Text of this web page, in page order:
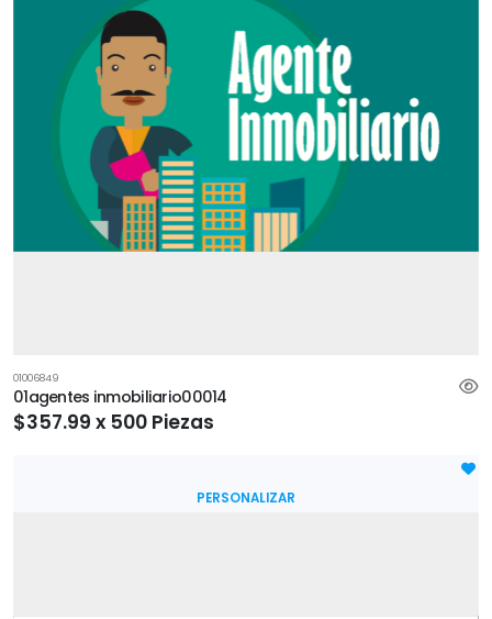
01006849
01agentes inmobiliario00014
$357.99 x 500 Piezas
PERSONALIZAR